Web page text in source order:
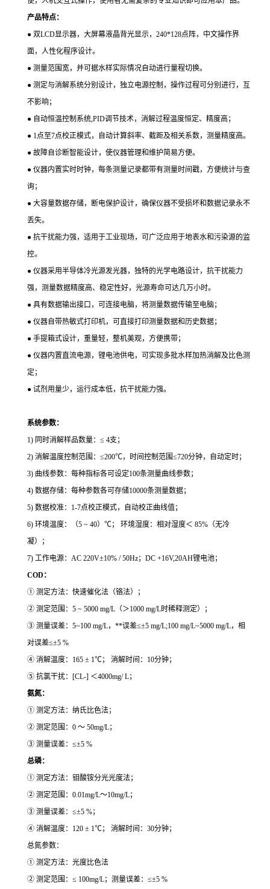
产品特点：
● 双LCD显示器，大屏幕液晶背光显示，240*128点阵，中文操作界
面，人性化程序设计。
● 测量范围宽，并可据水样实际情况自动进行量程切换。
● 测定与消解系统分别设计，独立电源控制，操作过程可分别进行，互
不影响；
● 自动恒温控制系统,PID调节技术，消解过程温度恒定、精度高；
● 1点至7点校正模式，自动计算斜率、截距及相关系数，测量精度高。
● 故障自诊断智能设计，使仪器管理和维护简易方便。
● 仪器内置实时时钟，每条测量记录都带有测量时间戳，方便统计与查
询；
● 大容量数据存储，断电保护设计，确保仪器不受损坏和数据记录永不
丢失。
● 抗干扰能力强，适用于工业现场，可广泛应用于地表水和污染源的监
控。
● 仪器采用半导体冷光源发光器，独特的光学电路设计，抗干扰能力
强，测量数据精度高、稳定性好，光源寿命可达几万小时。
● 具有数据输出接口，可连接电脑，将测量数据传输至电脑；
● 仪器自带热敏式打印机，可直接打印测量数据和历史数据；
● 手提箱式设计，重量轻，整机美观，方便携带；
● 仪器内置直流电源，锂电池供电，可实现多批水样加热消解及比色测
定；
● 试剂用量少，运行成本低，抗干扰能力强。
系统参数：
1) 同时消解样品数量：≤ 4支；
2) 消解温度控制范围：≤200℃，时间控制范围≤720分钟，自动定时；
3) 曲线参数：每种指标各可设定100条测量曲线参数；
4) 数据存储：每种参数各可存储10000条测量数据；
5) 数据校准：1-7点校正模式，自动校正曲线值；
6) 环境温度：（5 ~ 40）℃； 环境湿度：相对湿度＜ 85%（无冷
凝）；
7) 工作电源：AC 220V±10% / 50Hz；DC +16V,20AH锂电池；
COD：
① 测定方法：快速催化法（铬法）；
② 测定范围：5 ~ 5000 mg/L（＞1000 mg/L时稀释测定）；
③ 测量误差：5~100 mg/L，**误差≤±5 mg/L;100 mg/L~5000 mg/L，相
对误差≤±5 %
④ 消解温度：165 ± 1℃； 消解时间：10分钟；
⑤ 抗氯干扰：[CL-] ＜4000mg/ L；
氨氮：
① 测定方法：纳氏比色法；
② 测定范围：0 ～ 50mg/L；
③ 测量误差：≤±5 %
总磷：
① 测定方法：钼酸铵分光光度法；
② 测定范围：0.01mg/L～10mg/L；
③ 测量误差：≤±5 %；
④ 消解温度：120 ± 1℃； 消解时间：30分钟；
总氮参数：
① 测定方法：光度比色法
② 测定范围：≤ 100mg/L；测量误差：≤±5 %